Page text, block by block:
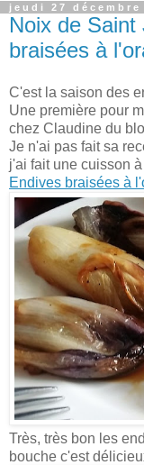
jeudi 27 décembre
Noix de
braisées à
C'est la saison des
Une première pour
chez Claudine du
Je n'ai pas fait sa
j'ai fait une cuisson
Endives braisées à
Très, très bon les
bouche c'est